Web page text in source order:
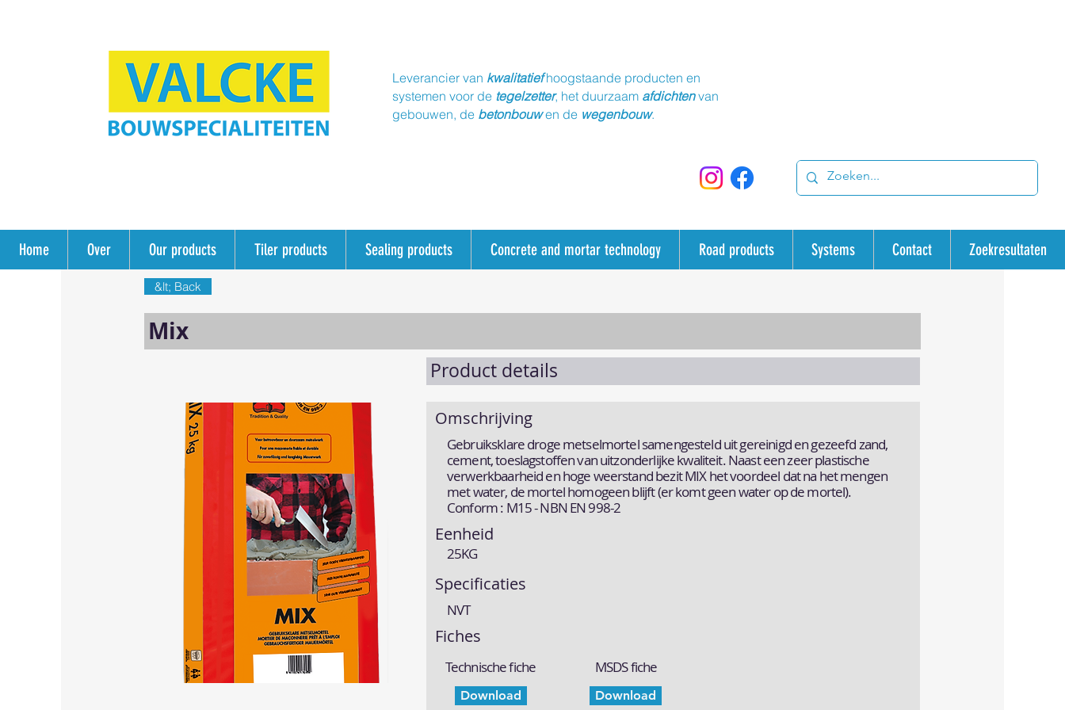
Leverancier van kwalitatiefhoogstaande producten en
systemen voor de tegelzetter, het duurzaam afdichtenvan
gebouwen, de betonbouwen de wegenbouw.
Home Over Our products Tiler products Sealing products Concrete and mortar technology Road products Systems Contact Zoekresultaten
&lt; Back
Mix
Product details
Omschrijving
Gebruiksklare droge metselmortel samengesteld uit gereinigd en gezeefd zand,
cement, toeslagstoffen van uitzonderlijke kwaliteit. Naast een zeer plastische
verwerkbaarheid en hoge weerstand bezit MIX het voordeel dat na het mengen
met water, de mortel homogeen blijft (er komt geen water op de mortel).
Conform : M15 - NBN EN 998-2
Eenheid
25KG
Specificaties
NVT
Fiches
Technische fiche
Download
MSDS fiche
Download